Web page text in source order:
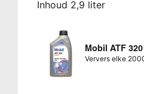
Inhoud 2,9 liter
Mobil ATF 320
Ververs elke